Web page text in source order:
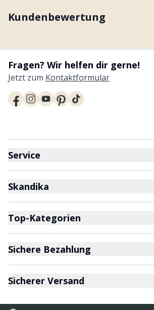
Kundenbewertung
Fragen? Wir helfen dir gerne!
Jetzt zum Kontaktformular
Service
Skandika
Top-Kategorien
Sichere Bezahlung
Sicherer Versand